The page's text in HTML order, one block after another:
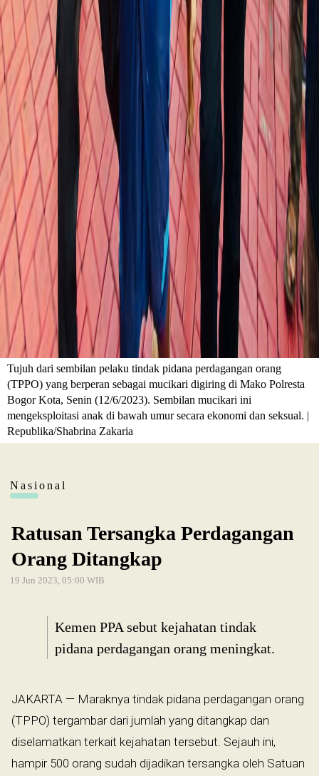
Tujuh dari sembilan pelaku tindak pidana perdagangan orang
(TPPO) yang berperan sebagai mucikari digiring di Mako Polresta
Bogor Kota, Senin (12/6/2023). Sembilan mucikari ini
mengeksploitasi anak di bawah umur secara ekonomi dan seksual. |
Republika/Shabrina Zakaria
Nasional
Ratusan Tersangka Perdagangan
Orang Ditangkap
19 Jun 2023, 05:00 WIB
Kemen PPA sebut kejahatan tindak
pidana perdagangan orang meningkat.
JAKARTA — Maraknya tindak pidana perdagangan orang
(TPPO) tergambar dari jumlah yang ditangkap dan
diselamatkan terkait kejahatan tersebut. Sejauh ini,
hampir 500 orang sudah dijadikan tersangka oleh Satuan